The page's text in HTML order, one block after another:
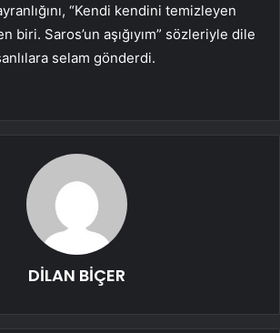
“Kendi kendini temizleyen
biri. Saros’un aşığıyım” sözleriyle dile
selam gönderdi.
DİLAN BİÇER